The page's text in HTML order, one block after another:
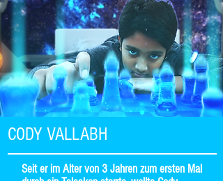
CODY VALLABH
Seit er im Alter von 3 Jahren zum ersten Mal